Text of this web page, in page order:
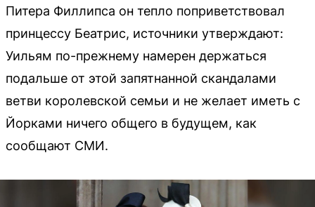
Питера Филлипса он тепло поприветствовал
принцессу Беатрис, источники утверждают:
Уильям по-прежнему намерен держаться
подальше от этой запятнанной скандалами
ветви королевской семьи и не желает иметь с
Йорками ничего общего в будущем, как
сообщают СМИ.